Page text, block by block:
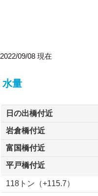
2022/09/08 現在
水量
日の出橋付近
岩倉橋付近
富国橋付近
平戸橋付近
118トン（+115.7）